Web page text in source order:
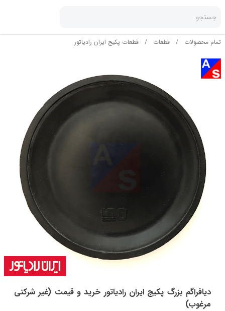
جستجو
تمام محصولات / قطعات / قطعات پکیج ایران رادیاتور
دیافراگم بزرگ‎‎‎‎ پکیج ایران رادیاتور خرید و قیمت (غیر شرکتی
مرغوب)